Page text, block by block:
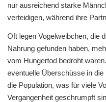
nur ausreichend starke
verteidigen, während ihre
Oft legen Vogelweibchen, die
Nahrung gefunden haben,
vom Hungertod bedroht
eventuelle Überschüsse in
die Population, was für viele
Vergangenheit geschrumpft